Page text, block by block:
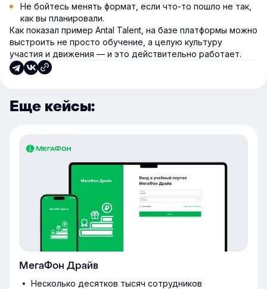
Не бойтесь менять формат, если что-то пошло не так,
как вы планировали.
Как показал пример Antal Talent, на базе платформы можно
выстроить не просто обучение, а целую культуру
участия и движения — и это действительно работает.
Еще кейсы:
МегаФон Драйв
Несколько десятков тысяч сотрудников